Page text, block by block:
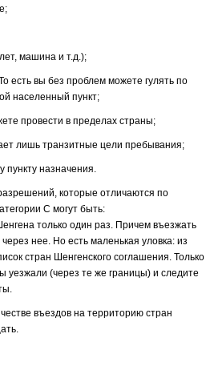
машина и т.д.);
есть вы без проблем можете гулять по
населенный пункт;
провести в пределах страны;
лишь транзитные цели пребывания;
пункту назначения.
которые отличаются по
С могут быть:
только один раз. Причем въезжать
нее. Но есть маленькая уловка: из
стран Шенгенского соглашения. Только
уезжали (через те же границы) и следите
въездов на территорию стран